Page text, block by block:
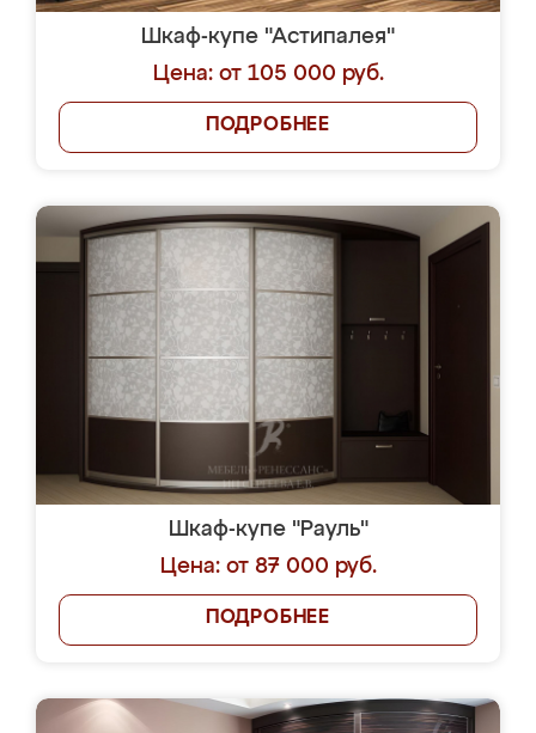
Шкаф-купе "Астипалея"
Цена: от 105 000 руб.
ПОДРОБНЕЕ
Шкаф-купе "Рауль"
Цена: от 87 000 руб.
ПОДРОБНЕЕ